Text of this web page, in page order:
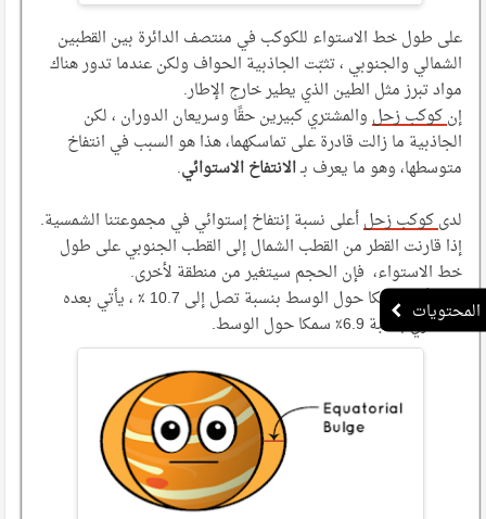
على طول خط الاستواء للكوكب في منتصف الدائرة بين القطبين
الشمالي والجنوبي ، تثبّت الجاذبية الحواف ولكن عندما تدور هناك
مواد تبرز مثل الطين الذي يطير خارج الإطار.
إن كوكب زحل والمشتري كبيرين حقًا وسريعان الدوران ، لكن
الجاذبية ما زالت قادرة على تماسكهما، هذا هو السبب في انتفاخ
متوسطها، وهو ما يعرف بـالانتفاخ الاستوائي.
لدى كوكب زحل أعلى نسبة إنتفاخ إستوائي في مجموعتنا الشمسية.
إذا قارنت القطر من القطب الشمال إلى القطب الجنوبي على طول
خط الاستواء، فإن الحجم سيتغير من منطقة لأخرى.
زحل أكثر سمكا حول الوسط بنسبة تصل إلى 10.7 ٪ ، يأتي بعده
المشتري بنسبة 6.9٪ سمكا حول الوسط.